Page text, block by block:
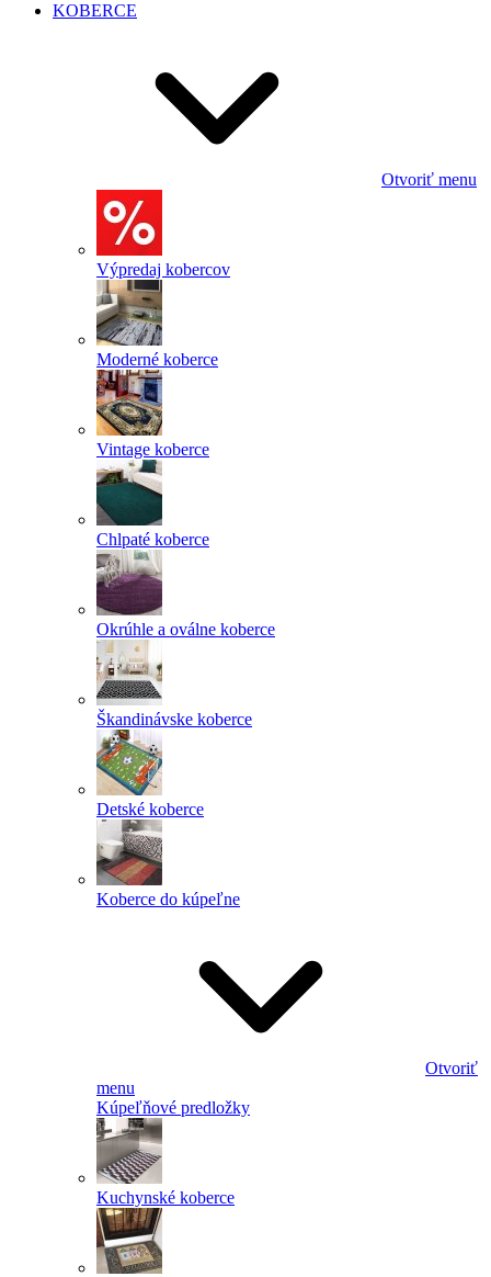
KOBERCE
Otvoriť menu
Výpredaj kobercov
Moderné koberce
Vintage koberce
Chlpaté koberce
Okrúhle a oválne koberce
Škandinávske koberce
Detské koberce
Koberce do kúpeľne
Otvoriť
menu
Kúpeľňové predložky
Kuchynské koberce